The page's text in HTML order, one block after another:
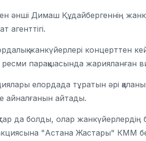
әнші Димаш Құдайбергеннің
агенттігі.
жанкүйерлері концерттен
ресми парақшасында
елордада тұратын әрі
айналғанын айтады.
да болды, олар жанкүйерлердің
"Астана Жастары" КММ